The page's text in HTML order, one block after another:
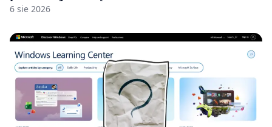
6 sie 2026